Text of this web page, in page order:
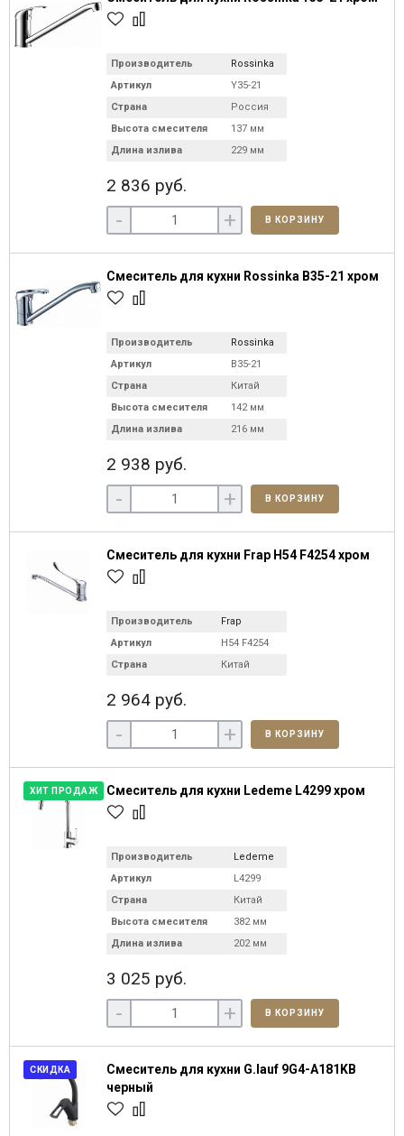
Производитель
Rossinka
Артикул
Y35-21
Страна
Россия
Высота смесителя
137 мм
Длина излива
229 мм
2 836 руб.
- + В КОРЗИНУ
Смеситель для кухни Rossinka B35-21 хром
Производитель
Rossinka
Артикул
B35-21
Страна
Китай
Высота смесителя
142 мм
Длина излива
216 мм
2 938 руб.
- + В КОРЗИНУ
Смеситель для кухни Frap H54 F4254 хром
Производитель
Frap
Артикул
H54 F4254
Страна
Китай
2 964 руб.
- + В КОРЗИНУ
ХИТ ПРОДАЖ Смеситель для кухни Ledeme L4299 хром
Производитель
Ledeme
Артикул
L4299
Страна
Китай
Высота смесителя
382 мм
Длина излива
202 мм
3 025 руб.
- + В КОРЗИНУ
СКИДКА
Смеситель для кухни G.lauf 9G4-A181KB
черный